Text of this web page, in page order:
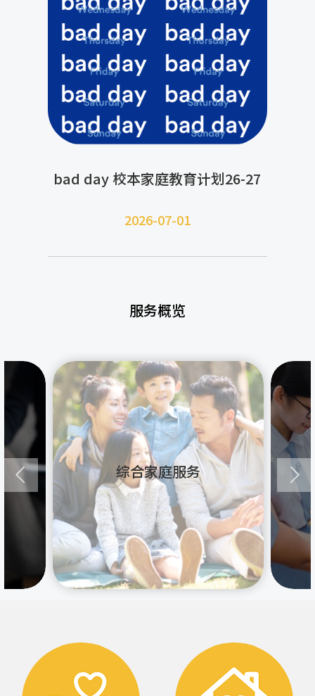
bad day 校本家庭教育计划26-27
2026-07-01
服务概览
综合家庭服务